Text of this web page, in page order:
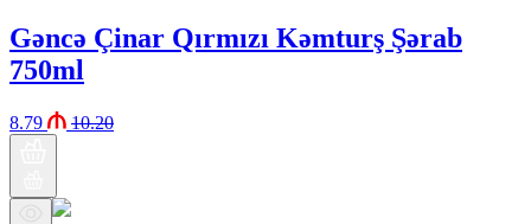
Gəncə Çinar Qırmızı Kəmturş Şərab
750ml
8.79 10.20